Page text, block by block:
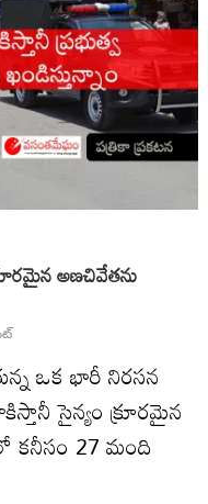
అణచివేతను
ఒక భారీ నిరసన
సైన్యం క్రూరమైన
కనీసం 27 మంది